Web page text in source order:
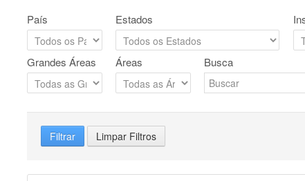
País Estados
Grandes Áreas Áreas Busca
Filtrar Limpar Filtros